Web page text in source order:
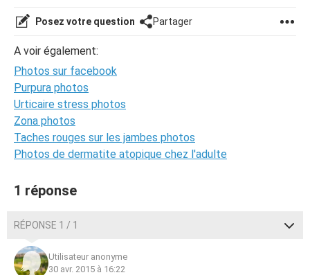
Posez votre question Partager
A voir également:
Photos sur facebook
Purpura photos
Urticaire stress photos
Zona photos
Taches rouges sur les jambes photos
Photos de dermatite atopique chez l'adulte
1 réponse
RÉPONSE 1 / 1
Utilisateur anonyme
30 avr. 2015 à 16:22